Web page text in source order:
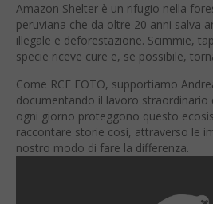
Amazon Shelter è un rifugio nella
peruviana che da oltre 20 anni salva
illegale e deforestazione. Scimmie,
specie riceve cure e, se possibile,
Come RCE FOTO, supportiamo
documentando il lavoro straordinario
ogni giorno proteggono questo
raccontare storie così, attraverso le
nostro modo di fare la differenza.